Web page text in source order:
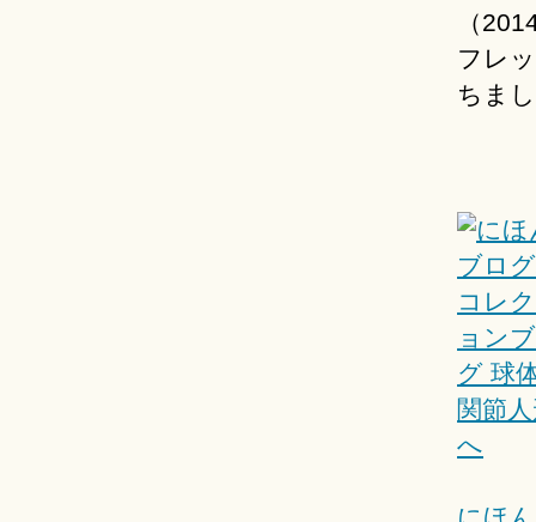
（
フレ
ちま
にほ